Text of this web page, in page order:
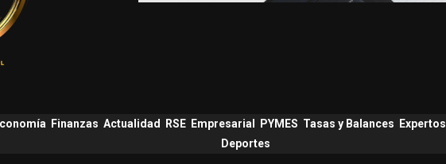
Finanzas Actualidad RSE Empresarial PYMES Tasas y Balances Expertos
Deportes